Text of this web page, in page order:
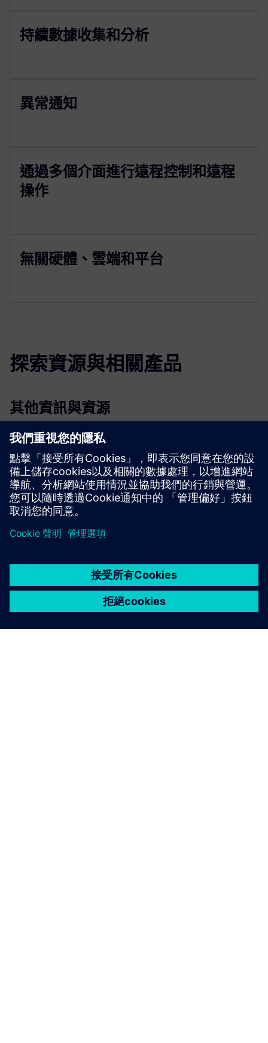
持續數據收集和分析
異常通知
通過多個介面進行遠程控制和遠程
操作
無關硬體、雲端和平台
探索資源與相關產品
其他資訊與資源
機器人世界回复平台
先決條件